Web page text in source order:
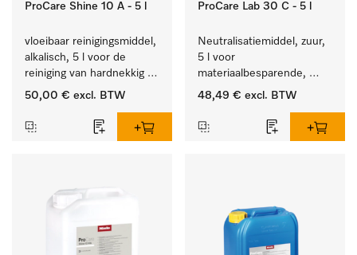
ProCare Shine 10 A - 5 l
vloeibaar reinigingsmiddel,
alkalisch, 5 l voor de
reiniging van hardnekkig
vuil op serviesgoed,
50,00 € excl. BTW
ProCare Lab 30 C - 5 l
Neutralisatiemiddel, zuur,
5 l voor
materiaalbesparende,
machinale reiniging van
gerei.
48,49 € excl. BTW